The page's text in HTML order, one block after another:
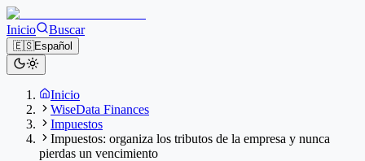
Inicio Buscar
🇪🇸Español
Inicio
WiseData Finances
Impuestos
Impuestos: organiza los tributos de la empresa y nunca
pierdas un vencimiento